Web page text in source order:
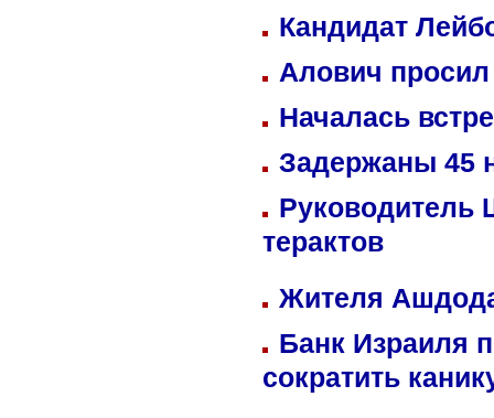
Кандидат
Алович просил
Началась
Задержаны 45
Руководитель
терактов
Жителя
Банк Израиля
сократить